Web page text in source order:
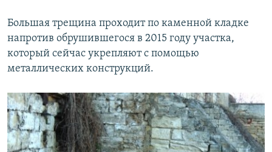
Большая трещина проходит по каменной кладке
напротив обрушившегося в 2015 году участка,
который сейчас укрепляют с помощью
металлических конструкций.